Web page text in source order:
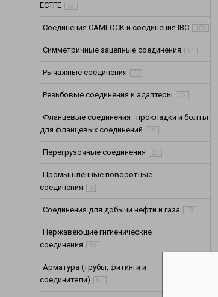
ECTFE
34
Соединения CAMLOCK и соединения IBC 103
Симметричные зацепные соединения 91
Рычажные соединения 77
Резьбовые соединения и адаптеры 22
Фланцевые соединения_ прокладки и болты
для фланцевых соединений
19
Перегрузочные соединения 23
Промышленные поворотные
соединения
6
Соединения для добычи нефти и газа 13
Нержавеющие гигиенические
соединения
43
Арматура (трубы, фитинги и
соединители)
87